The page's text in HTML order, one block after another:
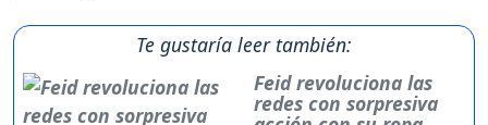
Te gustaría leer también:
Feid revoluciona las
redes con sorpresiva